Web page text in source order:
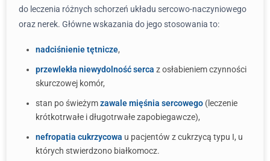
do leczenia różnych schorzeń układu sercowo-naczyniowego
oraz nerek. Główne wskazania do jego stosowania to:
nadciśnienie tętnicze,
przewlekła niewydolność serca z osłabieniem czynności
skurczowej komór,
stan po świeżymzawale mięśnia sercowego (leczenie
krótkotrwałe i długotrwałe zapobiegawcze),
nefropatia cukrzycowa u pacjentów z cukrzycą typu I, u
których stwierdzono białkomocz.